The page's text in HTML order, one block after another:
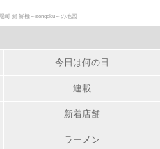
町 鮨 鮮極～sengoku～の地図
今日は何の日
連載
新着店舗
ラーメン